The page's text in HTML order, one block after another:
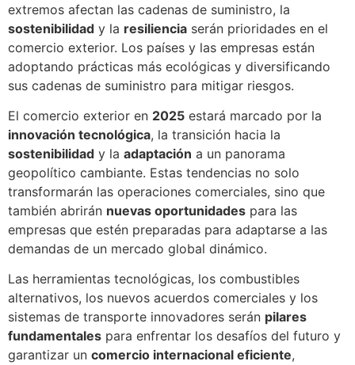
extremos afectan las cadenas de suministro, la
sostenibilidad y la resiliencia serán prioridades en el
comercio exterior. Los países y las empresas están
adoptando prácticas más ecológicas y diversificando
sus cadenas de suministro para mitigar riesgos.
El comercio exterior en 2025 estará marcado por la
innovación tecnológica, la transición hacia la
sostenibilidad y la adaptación a un panorama
geopolítico cambiante. Estas tendencias no solo
transformarán las operaciones comerciales, sino que
también abrirán nuevas oportunidades para las
empresas que estén preparadas para adaptarse a las
demandas de un mercado global dinámico.
Las herramientas tecnológicas, los combustibles
alternativos, los nuevos acuerdos comerciales y los
sistemas de transporte innovadores serán pilares
fundamentales para enfrentar los desafíos del futuro y
garantizar un comercio internacional eficiente,